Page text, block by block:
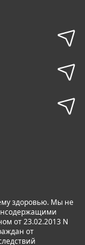
здоровью. Мы не
от 23.02.2013 N
от